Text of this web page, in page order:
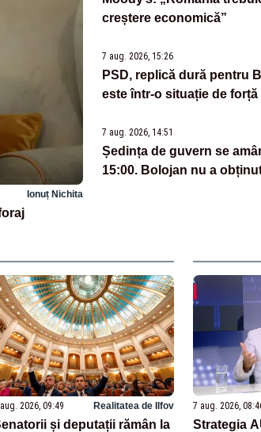
Ionuț Nichita
creștere economică”
7 aug. 2026, 15:26
PSD, replică dură pentru
este într-o situație de forță
7 aug. 2026, 14:51
Ședința de guvern se
15:00. Bolojan nu a
2026, 09:49 Realitatea de Ilfov
și deputații rămân la
7 aug. 2026,
Strategia